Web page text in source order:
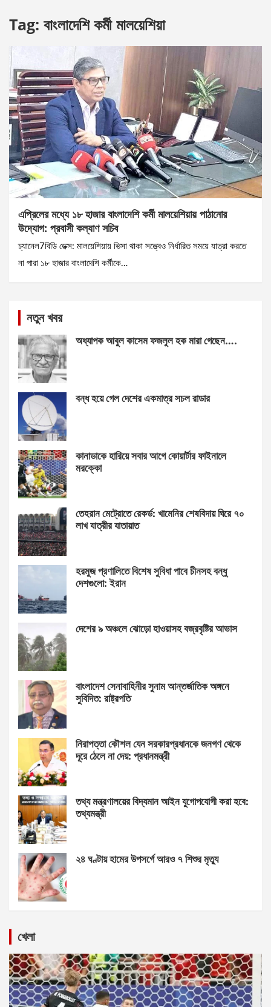
Tag: বাংলাদেশি কর্মী মালয়েশিয়া
এপ্রিলের মধ্যে ১৮ হাজার বাংলাদেশি কর্মী মালয়েশিয়ায় পাঠানোর
উদ্যোগ: প্রবাসী কল্যাণ সচিব
চ্যানেল7বিডি ডেক্স: মালয়েশিয়ায় ভিসা থাকা সত্ত্বেও নির্ধারিত সময়ে যাত্রা করতে
না পারা ১৮ হাজার বাংলাদেশি কর্মীকে…
নতুন খবর
অধ্যাপক আবুল কাসেম ফজলুল হক মারা গেছেন….
বন্ধ হয়ে গেল দেশের একমাত্র সচল রাডার
কানাডাকে হারিয়ে সবার আগে কোয়ার্টার ফাইনালে
মরক্কো
তেহরান মেট্রোতে রেকর্ড: খামেনির শেষবিদায় ঘিরে ৭০
লাখ যাত্রীর যাতায়াত
হরমুজ প্রণালিতে বিশেষ সুবিধা পাবে চীনসহ বন্ধু
দেশগুলো: ইরান
দেশের ৯ অঞ্চলে ঝোড়ো হাওয়াসহ বজ্রবৃষ্টির আভাস
বাংলাদেশ সেনাবাহিনীর সুনাম আন্তর্জাতিক অঙ্গনে
সুবিদিত: রাষ্ট্রপতি
নিরাপত্তা কৌশল যেন সরকারপ্রধানকে জনগণ থেকে
দূরে ঠেলে না দেয়: প্রধানমন্ত্রী
তথ্য মন্ত্রণালয়ের বিদ্যমান আইন যুগোপযোগী করা হবে:
তথ্যমন্ত্রী
২৪ ঘণ্টায় হামের উপসর্গে আরও ৭ শিশুর মৃত্যু
খেলা